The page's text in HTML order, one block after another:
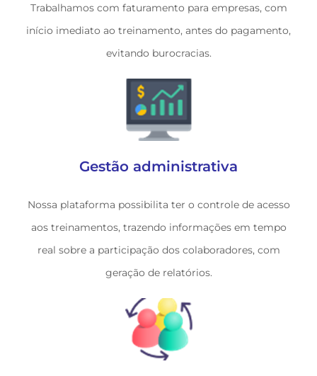
Trabalhamos com faturamento para empresas, com
início imediato ao treinamento, antes do pagamento,
evitando burocracias.
Gestão administrativa
Nossa plataforma possibilita ter o controle de acesso
aos treinamentos, trazendo informações em tempo
real sobre a participação dos colaboradores, com
geração de relatórios.